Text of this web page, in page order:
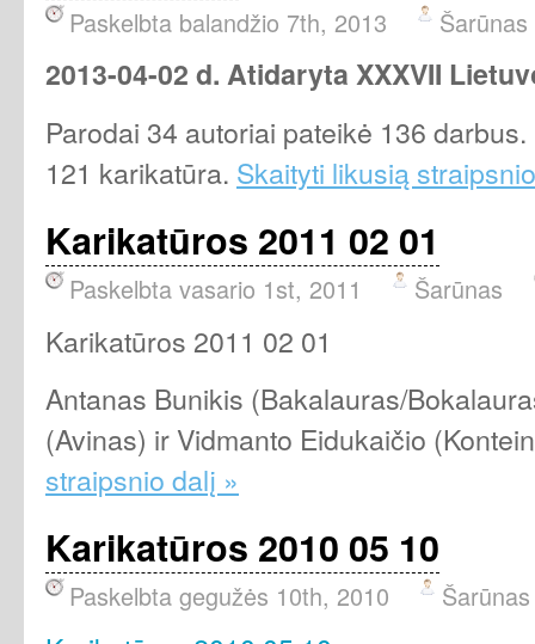
Paskelbta balandžio 7th, 2013 Šarūnas
2013-04-02 d. Atidaryta XXXVII
Parodai 34 autoriai pateikė 136
121 karikatūra. Skaityti likusią
Karikatūros 2011 02 01
Paskelbta vasario 1st, 2011 Šarūnas
Karikatūros 2011 02 01
Antanas Bunikis (Bakalauras/
(Avinas) ir Vidmanto Eidukaičio
straipsnio dalį »
Karikatūros 2010 05 10
Paskelbta gegužės 10th, 2010 Šarūnas